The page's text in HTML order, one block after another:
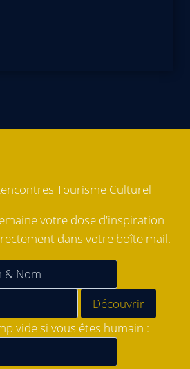
Tourisme Culturel
votre dose d'inspiration
dans votre boîte mail.
vide si vous êtes humain :